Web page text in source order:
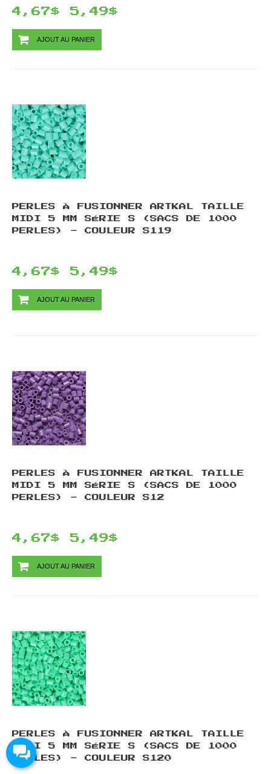
4,67$ 5,49$
AJOUT AU PANIER
PERLES À FUSIONNER ARTKAL TAILLE
MIDI 5 MM SÉRIE S (SACS DE 1000
PERLES) - COULEUR S119
4,67$ 5,49$
AJOUT AU PANIER
PERLES À FUSIONNER ARTKAL TAILLE
MIDI 5 MM SÉRIE S (SACS DE 1000
PERLES) - COULEUR S12
4,67$ 5,49$
AJOUT AU PANIER
PERLES À FUSIONNER ARTKAL TAILLE
MIDI 5 MM SÉRIE S (SACS DE 1000
PERLES) - COULEUR S120